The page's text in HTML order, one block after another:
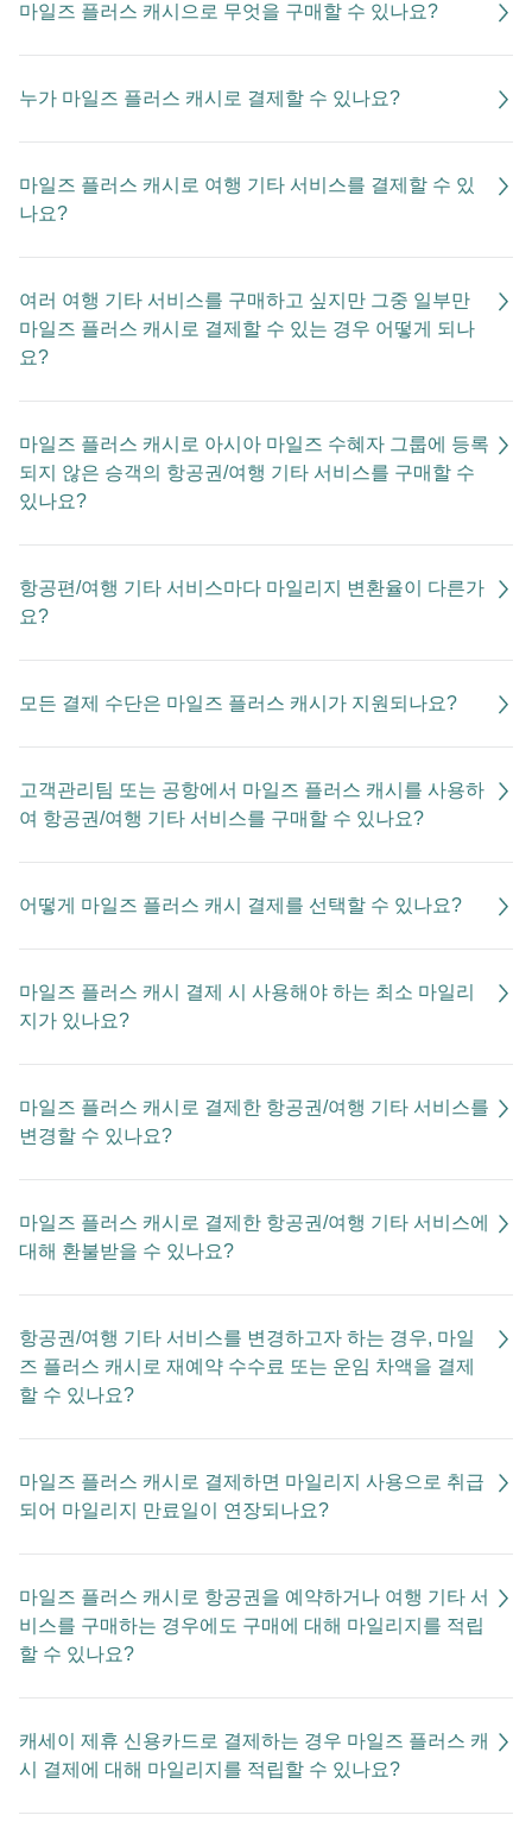
마일즈 플러스 캐시으로 무엇을 구매할 수 있나요?
누가 마일즈 플러스 캐시로 결제할 수 있나요?
마일즈 플러스 캐시로 여행 기타 서비스를 결제할 수 있
나요?
여러 여행 기타 서비스를 구매하고 싶지만 그중 일부만
마일즈 플러스 캐시로 결제할 수 있는 경우 어떻게 되나
요?
마일즈 플러스 캐시로 아시아 마일즈 수혜자 그룹에 등록
되지 않은 승객의 항공권/여행 기타 서비스를 구매할 수
있나요?
항공편/여행 기타 서비스마다 마일리지 변환율이 다른가
요?
모든 결제 수단은 마일즈 플러스 캐시가 지원되나요?
고객관리팀 또는 공항에서 마일즈 플러스 캐시를 사용하
여 항공권/여행 기타 서비스를 구매할 수 있나요?
어떻게 마일즈 플러스 캐시 결제를 선택할 수 있나요?
마일즈 플러스 캐시 결제 시 사용해야 하는 최소 마일리
지가 있나요?
마일즈 플러스 캐시로 결제한 항공권/여행 기타 서비스를
변경할 수 있나요?
마일즈 플러스 캐시로 결제한 항공권/여행 기타 서비스에
대해 환불받을 수 있나요?
항공권/여행 기타 서비스를 변경하고자 하는 경우, 마일
즈 플러스 캐시로 재예약 수수료 또는 운임 차액을 결제
할 수 있나요?
마일즈 플러스 캐시로 결제하면 마일리지 사용으로 취급
되어 마일리지 만료일이 연장되나요?
마일즈 플러스 캐시로 항공권을 예약하거나 여행 기타 서
비스를 구매하는 경우에도 구매에 대해 마일리지를 적립
할 수 있나요?
캐세이 제휴 신용카드로 결제하는 경우 마일즈 플러스 캐
시 결제에 대해 마일리지를 적립할 수 있나요?